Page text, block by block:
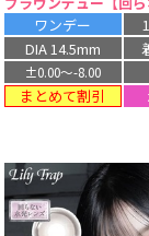
ワンデー
DIA 14.5mm
±0.00〜-8.00
まとめて割引